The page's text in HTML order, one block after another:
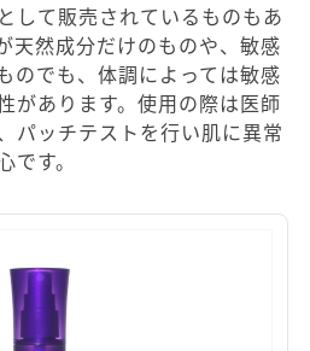
して販売されているものもあ
天然成分だけのものや、敏感
のでも、体調によっては敏感
があります。使用の際は医師
パッチテストを行い肌に異常
す。